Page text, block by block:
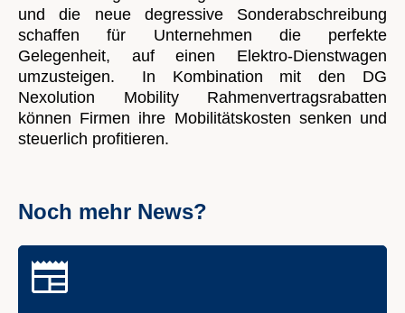
und die neue degressive Sonderabschreibung
schaffen für Unternehmen die perfekte
Gelegenheit, auf einen Elektro-Dienstwagen
umzusteigen. In Kombination mit den DG
Nexolution Mobility Rahmenvertragsrabatten
können Firmen ihre Mobilitätskosten senken und
steuerlich profitieren.
Noch mehr News?